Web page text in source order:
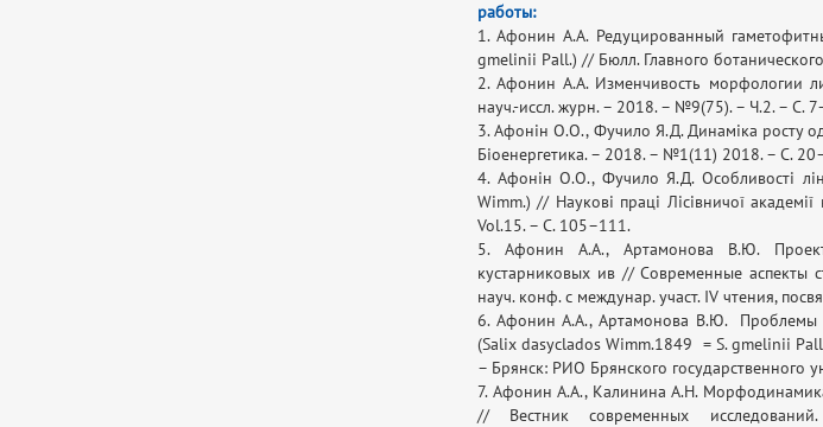
работы:
1. Афонин А.А. Редуцированный
gmelinii Pall.) // Бюлл. Главного
2. Афонин А.А. Изменчивость морфологии
науч.-иссл. журн. – 2018. – №9(75). – Ч.2. – С.
3. Афонін О.О., Фучило Я.Д. Динаміка росту
Біоенергетика. – 2018. – №1(11) 2018. – С.
4. Афонін О.О., Фучило Я.Д. Особливості
Wimm.) // Наукові праці Лісівничої
Vol.15. – С. 105–111.
5. Афонин А.А., Артамонова В.Ю.
кустарниковых ив // Современные аспекты
науч. конф. с междунар. участ. IV чтения,
6. Афонин А.А., Артамонова В.Ю. Проблемы
(Salix dasyclados Wimm.1849 = S. gmelinii
– Брянск: РИО Брянского государственного
7. Афонин А.А., Калинина А.Н.
// Вестник современных